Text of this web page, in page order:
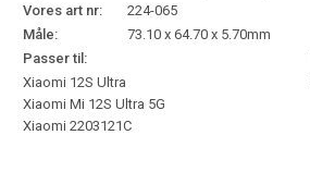
Vores art nr:
224-065
Måle:
73.10 x 64.70 x 5.70mm
Passer til:
Xiaomi 12S Ultra
Xiaomi Mi 12S Ultra 5G
Xiaomi 2203121C